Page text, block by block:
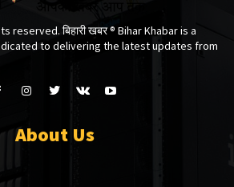
reserved. बिहारी खबर ®​ Bihar Khabar is a
to delivering the latest updates from
About Us